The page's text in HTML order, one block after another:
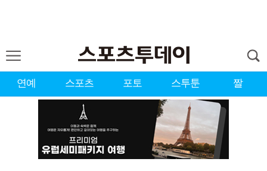
연예 스포츠 포토 스투툰 짤